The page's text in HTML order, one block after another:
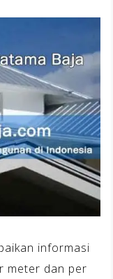
informasi
meter dan per